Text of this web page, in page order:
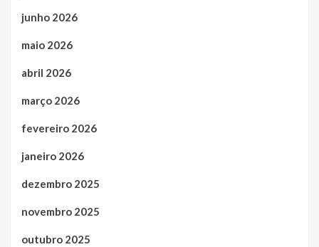
junho 2026
maio 2026
abril 2026
março 2026
fevereiro 2026
janeiro 2026
dezembro 2025
novembro 2025
outubro 2025